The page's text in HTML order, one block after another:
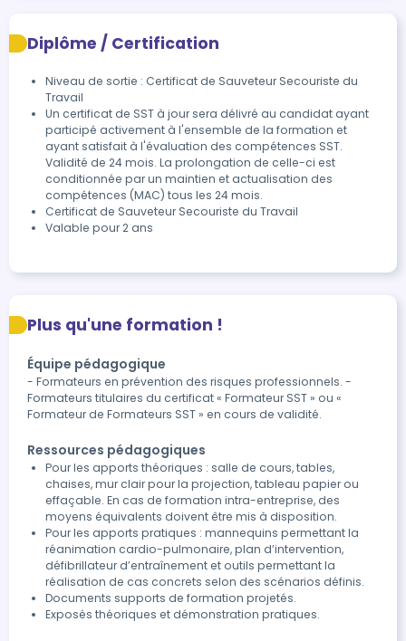
Diplôme / Certification
Niveau de sortie : Certificat de Sauveteur Secouriste du
Travail
Un certificat de SST à jour sera délivré au candidat ayant
participé activement à l'ensemble de la formation et
ayant satisfait à l'évaluation des compétences SST.
Validité de 24 mois. La prolongation de celle-ci est
conditionnée par un maintien et actualisation des
compétences (MAC) tous les 24 mois.
Certificat de Sauveteur Secouriste du Travail
Valable pour 2 ans
Plus qu'une formation !
Équipe pédagogique
- Formateurs en prévention des risques professionnels. -
Formateurs titulaires du certificat « Formateur SST » ou «
Formateur de Formateurs SST » en cours de validité.
Ressources pédagogiques
Pour les apports théoriques : salle de cours, tables,
chaises, mur clair pour la projection, tableau papier ou
effaçable. En cas de formation intra-entreprise, des
moyens équivalents doivent être mis à disposition.
Pour les apports pratiques : mannequins permettant la
réanimation cardio-pulmonaire, plan d’intervention,
défibrillateur d’entraînement et outils permettant la
réalisation de cas concrets selon des scénarios définis.
Documents supports de formation projetés.
Exposés théoriques et démonstration pratiques.